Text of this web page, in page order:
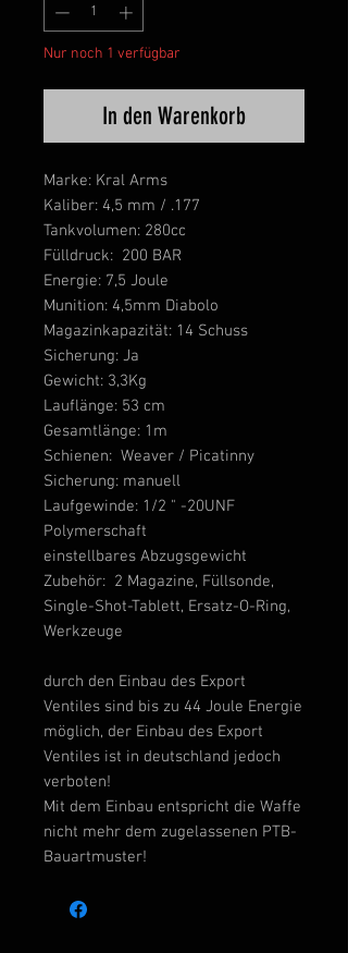
Nur noch 1 verfügbar
In den Warenkorb
Marke: Kral Arms
Kaliber: 4,5 mm / .177
Tankvolumen: 280cc
Fülldruck: 200 BAR
Energie: 7,5 Joule
Munition: 4,5mm Diabolo
Magazinkapazität: 14 Schuss
Sicherung: Ja
Gewicht: 3,3Kg
Lauflänge: 53 cm
Gesamtlänge: 1m
Schienen: Weaver / Picatinny
Sicherung: manuell
Laufgewinde: 1/2 " -20UNF
Polymerschaft
einstellbares Abzugsgewicht
Zubehör: 2 Magazine, Füllsonde,
Single-Shot-Tablett, Ersatz-O-Ring,
Werkzeuge
durch den Einbau des Export
Ventiles sind bis zu 44 Joule Energie
möglich, der Einbau des Export
Ventiles ist in deutschland jedoch
verboten!
Mit dem Einbau entspricht die Waffe
nicht mehr dem zugelassenen PTB-
Bauartmuster!